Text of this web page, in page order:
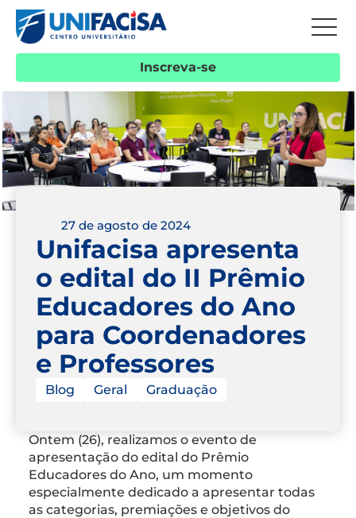
Inscreva-se
27 de agosto de 2024
Unifacisa apresenta
o edital do II Prêmio
Educadores do Ano
para Coordenadores
e Professores
Blog Geral Graduação
Ontem (26), realizamos o evento de
apresentação do edital do Prêmio
Educadores do Ano, um momento
especialmente dedicado a apresentar todas
as categorias, premiações e objetivos do